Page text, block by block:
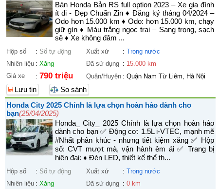
Bán Honda Bản RS full option 2023 – Xe gia đình
ít đi - Đẹp Chuẩn Zin ♦ Đăng ký tháng 04/2024 –
Odo hơn 15.000 km ♦ Odo: hơn 15.000 km, chạy
giữ gìn ♦ Màu trắng ngọc trai – Sang trọng, sạch
sẽ ♦ Xe không đâm ...
Hộp số : Số tự động Xuất xứ : Trong nước
Nhiên liệu : Xăng Đã sử dụng : 15.000 km
Giá xe
: 790 triệu Quận/Huyện : Quận Nam Từ Liêm, Hà Nội
Lưu tin
So sánh
Honda City 2025 Chính là lựa chọn hoàn hảo dành cho
bạn(25/04/2025)
Honda_ City_ 2025 Chính là lựa chọn hoàn hảo
dành cho bạn ✅ Động cơ: 1.5L i-VTEC, mạnh mẽ
#Nhất phân khúc - nhưng tiết kiệm xăng ✅ Hộp
số: CVT mượt mà, vận hành êm ái ✅ Trang bị
hiện đại: ♦ Đèn LED, thiết kế thể th...
Hộp số : Số tự động Xuất xứ : Trong nước
Nhiên liệu : Xăng Đã sử dụng : 0 km